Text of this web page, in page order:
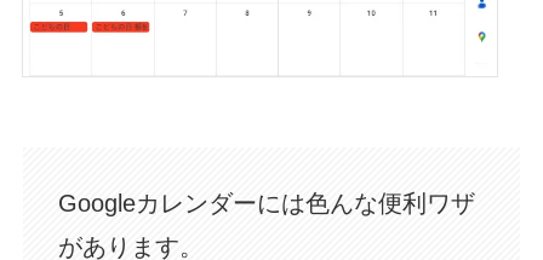
Googleカレンダーには色んな便利ワザ
があります。